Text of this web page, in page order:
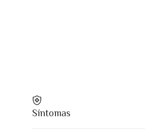
Síntomas